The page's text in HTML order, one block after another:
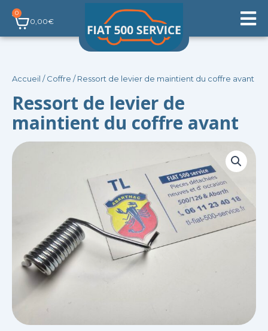
Aller
contenu
0,00€
0
Panier
Accueil /Coffre / Ressort de levier de maintient du coffre avant
Ressort de levier de
maintient du coffre avant